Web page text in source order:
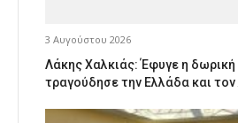
3 Αυγούστου 2026
Λάκης Χαλκιάς: Έφυγε η
τραγούδησε την Ελλάδα και